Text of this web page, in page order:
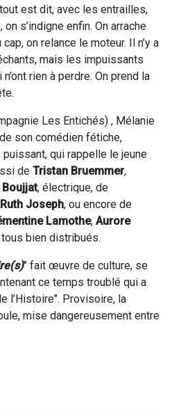
est dit, avec les entrailles,
s’indigne enfin. On arrache
on relance le moteur. Il n’y a
mais les impuissants
rien à perdre. On prend la
Les Entichés) , Mélanie
son comédien fétiche,
puissant, qui rappelle le jeune
de Tristan Bruemmer,
Boujjat, électrique, de
Joseph, ou encore de
Lamothe, Aurore
tous bien distribués.
" fait œuvre de culture, se
ce temps troublé qui a
l’Histoire". Provisoire, la
mise dangereusement entre